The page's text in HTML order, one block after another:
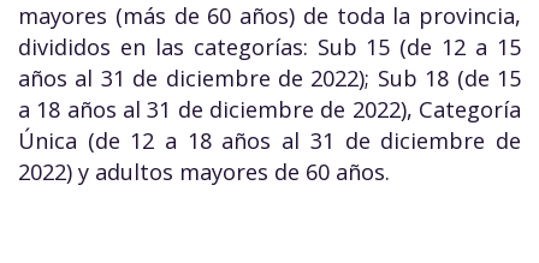
mayores (más de 60 años) de toda la provincia,
divididos en las categorías: Sub 15 (de 12 a 15
años al 31 de diciembre de 2022); Sub 18 (de 15
a 18 años al 31 de diciembre de 2022), Categoría
Única (de 12 a 18 años al 31 de diciembre de
2022) y adultos mayores de 60 años.